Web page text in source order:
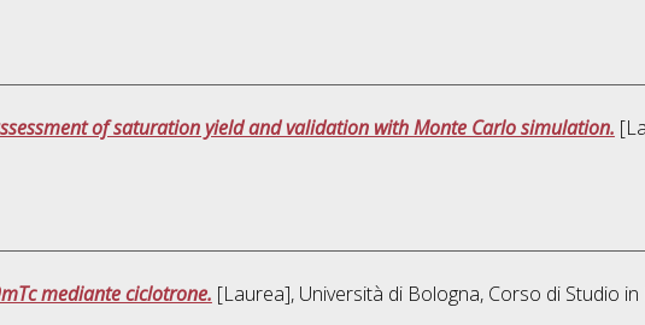
of saturation yield and validation with Monte Carlo simulation.
mediante ciclotrone. [Laurea], Università di Bologna, Corso di Studio in